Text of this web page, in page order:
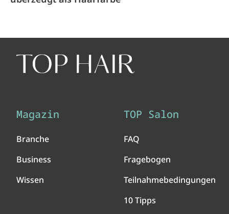
Magazin
Branche
Business
Wissen
TOP Salon
FAQ
Fragebogen
Teilnahmebedingungen
10 Tipps